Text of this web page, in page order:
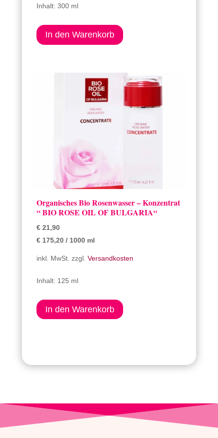
Inhalt: 300 ml
In den Warenkorb
Organisches Bio Rosenwasser – Konzentrat
“ BIO ROSE OIL OF BULGARIA“
€21,90
€175,20/ 1000 ml
inkl. MwSt. zzgl. Versandkosten
Inhalt: 125 ml
In den Warenkorb